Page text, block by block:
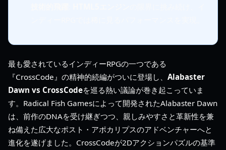
最も愛されているインディーRPGの一つである
『CrossCode』の精神的続編がついに登場し、 Alabaster
Dawn vs CrossCodeを巡る熱い議論が巻き起こっていま
す。Radical Fish Gamesによって開発されたAlabaster Dawn
は、前作のDNAを受け継ぎつつ、親しみやすさと革新性を兼
ね備えた広大なポスト・アポカリプスのアドベンチャーへと
進化を遂げました。CrossCodeが2Dアクションパズルの基準